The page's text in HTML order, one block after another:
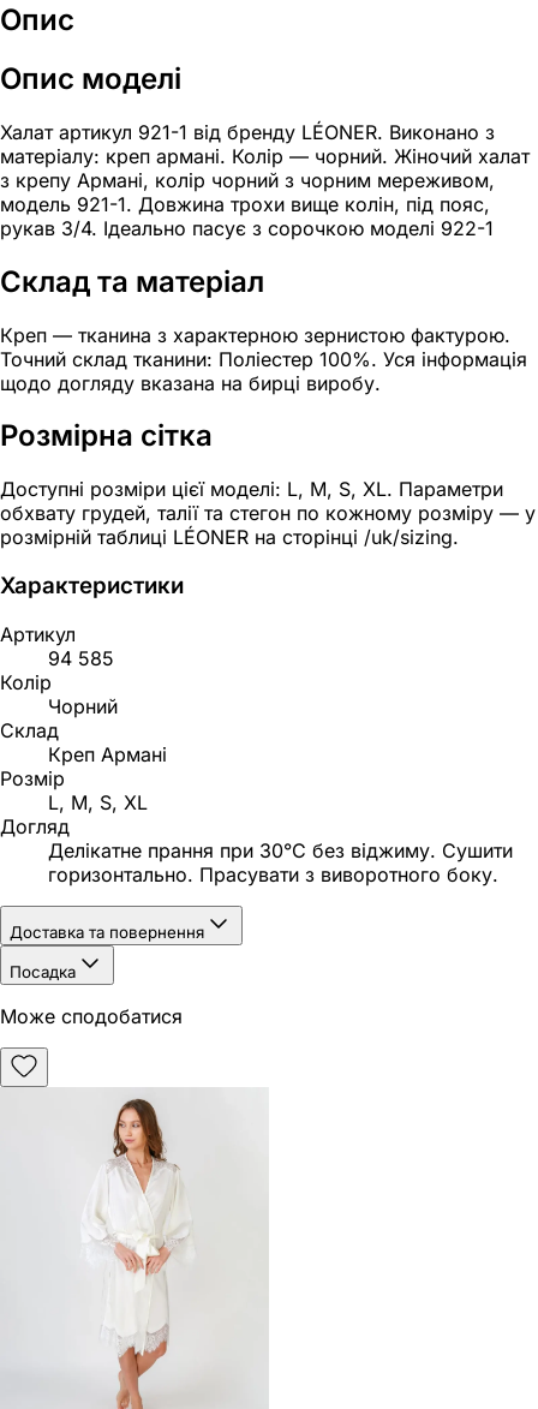
Опис
Опис моделі
Халат артикул 921-1 від бренду LÉONER. Виконано з
матеріалу: креп армані. Колір — чорний. Жіночий халат
з крепу Армані, колір чорний з чорним мереживом,
модель 921-1. Довжина трохи вище колін, під пояс,
рукав 3/4. Ідеально пасує з сорочкою моделі 922-1
Склад та матеріал
Креп — тканина з характерною зернистою фактурою.
Точний склад тканини: Поліестер 100%. Уся інформація
щодо догляду вказана на бирці виробу.
Розмірна сітка
Доступні розміри цієї моделі: L, M, S, XL. Параметри
обхвату грудей, талії та стегон по кожному розміру — у
розмірній таблиці LÉONER на сторінці /uk/sizing.
Характеристики
Артикул
94 585
Колір
Чорний
Склад
Креп Армані
Розмір
L, M, S, XL
Догляд
Делікатне прання при 30°C без віджиму. Сушити
горизонтально. Прасувати з виворотного боку.
Доставка та повернення
Посадка
Може сподобатися